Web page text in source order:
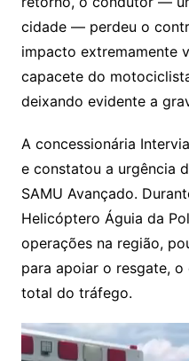
cidade — perdeu o
impacto extremamente
capacete do
deixando evidente a
A concessionária
e constatou a urgência
SAMU Avançado.
Helicóptero Águia da
operações na região,
para apoiar o resgate,
total do tráfego.